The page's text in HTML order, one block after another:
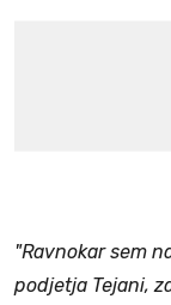
"Ravnokar sem
podjetja Tejani,